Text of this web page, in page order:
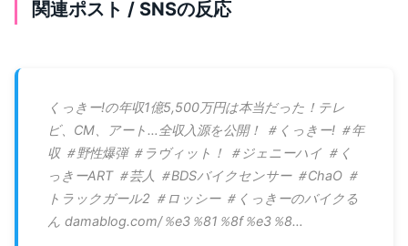
関連ポスト / SNSの反応
くっきー!の年収1億5,500万円は本当だった！テレ
ビ、CM、アート…全収入源を公開！ ＃くっきー! ＃年
収 ＃野性爆弾 ＃ラヴィット！ ＃ジェニーハイ ＃く
っきーART ＃芸人 ＃BDSバイクセンサー ＃ChaO ＃
トラックガール2 ＃ロッシー ＃くっきーのバイクる
ん damablog.com/％e3％81％8f％e3％8…